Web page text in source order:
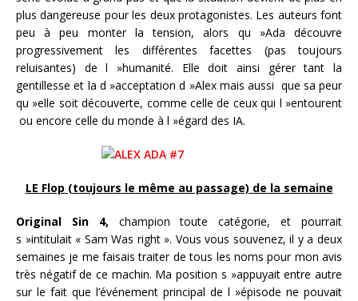
plus dangereuse pour les deux protagonistes. Les auteurs font
peu à peu monter la tension, alors qu »Ada découvre
progressivement les différentes facettes (pas toujours
reluisantes) de l »humanité. Elle doit ainsi gérer tant la
gentillesse et la d »acceptation d »Alex mais aussi que sa peur
qu »elle soit découverte, comme celle de ceux qui l »entourent
ou encore celle du monde à l »égard des IA.
LE Flop (toujours le même au passage) de la semaine
Original Sin 4, champion toute catégorie, et pourrait
s »intitulait « Sam Was right ». Vous vous souvenez, il y a deux
semaines je me faisais traiter de tous les noms pour mon avis
très négatif de ce machin. Ma position s »appuyait entre autre
sur le fait que l’événement principal de l »épisode ne pouvait